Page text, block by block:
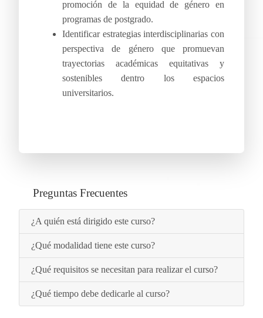
promoción de la equidad de género en
programas de postgrado.
Identificar estrategias interdisciplinarias con
perspectiva de género que promuevan
trayectorias académicas equitativas y
sostenibles dentro los espacios
universitarios.
Preguntas Frecuentes
¿A quién está dirigido este curso?
¿Qué modalidad tiene este curso?
¿Qué requisitos se necesitan para realizar el curso?
¿Qué tiempo debe dedicarle al curso?